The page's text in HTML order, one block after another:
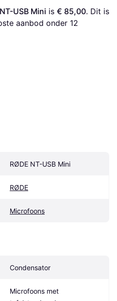
USB Mini is € 85,00. Dit is
aanbod onder 12
RØDE NT-USB Mini
RØDE
Microfoons
Condensator
Microfoons met